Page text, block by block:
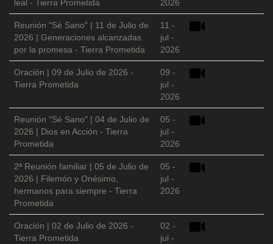
leal - Tierra Prometida
2026
Reunión "Sé Sano" | 11 de Julio de
2026 | Generaciones alcanzadas
por la promesa - Tierra Prometida
11 -
jul -
2026
Oración | 09 de Julio de 2026 -
Tierra Prometida
09 -
jul -
2026
Reunión "Sé Sano" | 04 de Julio de
2026 | Dios en Acción - Tierra
Prometida
05 -
jul -
2026
2ª Reunión familiar | 05 de Julio de
2026 | Filemón y Onésimo,
hermanos para siempre - Tierra
Prometida
05 -
jul -
2026
Oración | 02 de Julio de 2026 -
Tierra Prometida
02 -
jul -